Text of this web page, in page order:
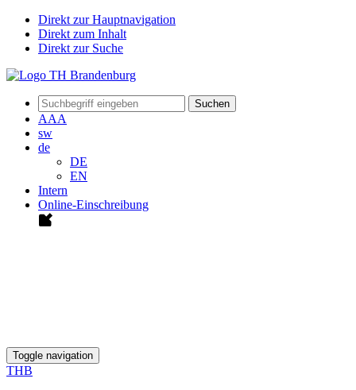
Direkt zur Hauptnavigation
Direkt zum Inhalt
Direkt zur Suche
Suchen
AAA
sw
de
DE
EN
Intern
Online-Einschreibung
Toggle navigation
THB